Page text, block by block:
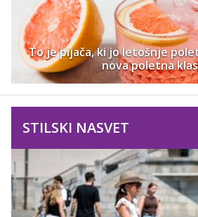
To je pijača, ki jo letošnje
nova poletna
STILSKI NASVET